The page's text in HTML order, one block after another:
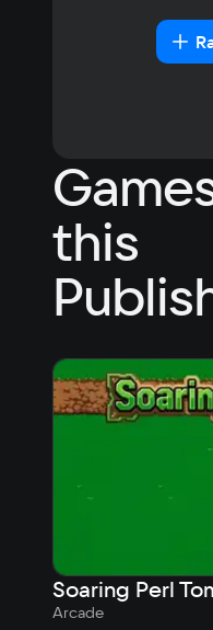
this
Soaring Perl
Arcade